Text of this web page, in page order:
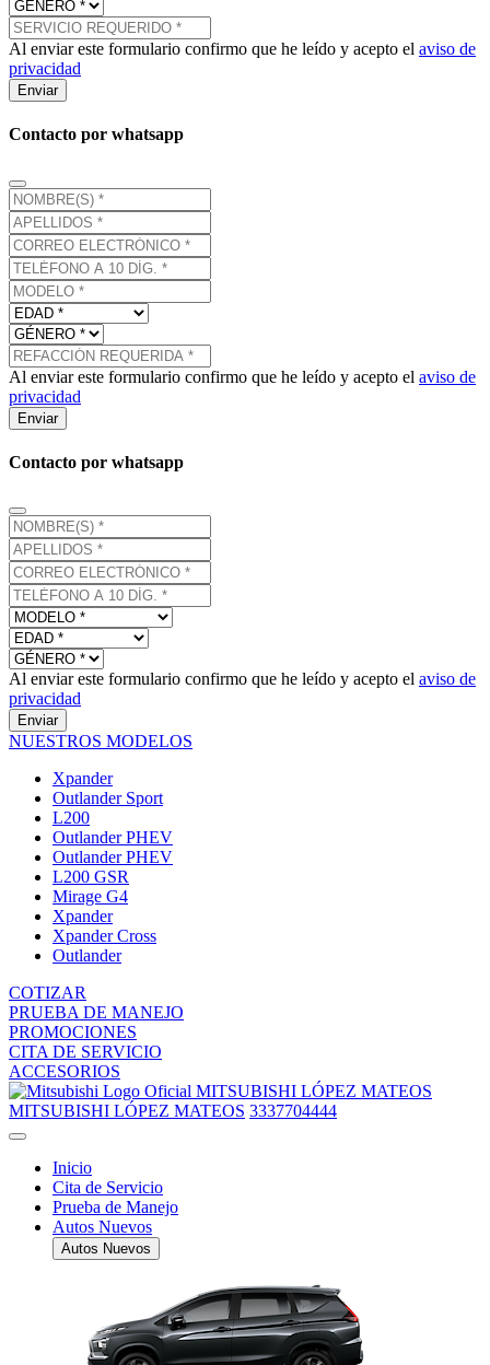
Al enviar este formulario confirmo que he leído y acepto el aviso de
privacidad
Enviar
Contacto por whatsapp
Al enviar este formulario confirmo que he leído y acepto el aviso de
privacidad
Enviar
Contacto por whatsapp
Al enviar este formulario confirmo que he leído y acepto el aviso de
privacidad
Enviar
NUESTROS MODELOS
Xpander
Outlander Sport
L200
Outlander PHEV
Outlander PHEV
L200 GSR
Mirage G4
Xpander
Xpander Cross
Outlander
COTIZAR
PRUEBA DE MANEJO
PROMOCIONES
CITA DE SERVICIO
ACCESORIOS
MITSUBISHI LÓPEZ MATEOS
MITSUBISHI LÓPEZ MATEOS 3337704444
Inicio
Cita de Servicio
Prueba de Manejo
Autos Nuevos
Autos Nuevos